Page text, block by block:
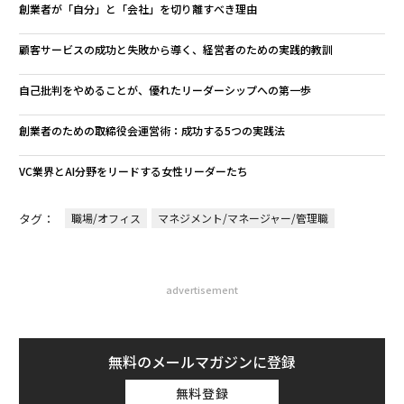
創業者が「自分」と「会社」を切り離すべき理由
顧客サービスの成功と失敗から導く、経営者のための実践的教訓
自己批判をやめることが、優れたリーダーシップへの第一歩
創業者のための取締役会運営術：成功する5つの実践法
VC業界とAI分野をリードする女性リーダーたち
タグ： 職場/オフィス マネジメント/マネージャー/管理職
advertisement
無料のメールマガジンに登録
無料登録